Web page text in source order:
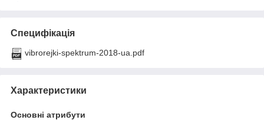
Специфікація
vibrorejki-spektrum-2018-ua.pdf
Характеристики
Основні атрибути